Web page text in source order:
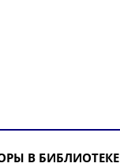
В БИБЛИОТЕКЕ